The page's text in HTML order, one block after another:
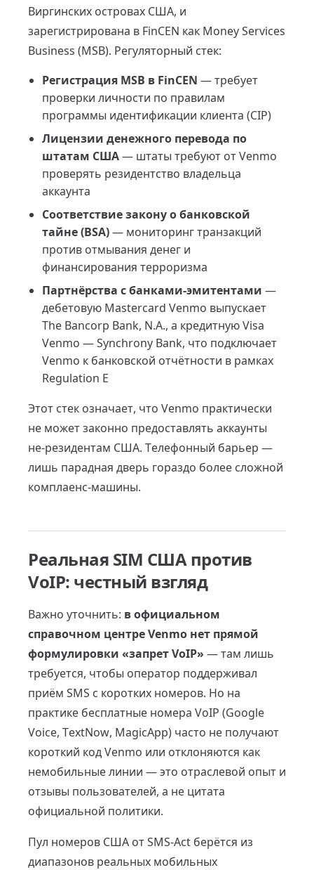
Виргинских островах США, и
зарегистрирована в FinCEN как Money Services
Business (MSB). Регуляторный стек:
Регистрация MSB в FinCEN — требует
проверки личности по правилам
программы идентификации клиента (CIP)
Лицензии денежного перевода по
штатам США— штаты требуют от Venmo
проверять резидентство владельца
аккаунта
Соответствие закону о банковской
тайне (BSA)— мониторинг транзакций
против отмывания денег и
финансирования терроризма
Партнёрства с банками-эмитентами —
дебетовую Mastercard Venmo выпускает
The Bancorp Bank, N.A., а кредитную Visa
Venmo — Synchrony Bank, что подключает
Venmo к банковской отчётности в рамках
Regulation E
Этот стек означает, что Venmo практически
не может законно предоставлять аккаунты
не-резидентам США. Телефонный барьер —
лишь парадная дверь гораздо более сложной
комплаенс-машины.
Реальная SIM США против
VoIP: честный взгляд
Важно уточнить: в официальном
справочном центре Venmo нет прямой
формулировки «запрет VoIP» — там лишь
требуется, чтобы оператор поддерживал
приём SMS с коротких номеров. Но на
практике бесплатные номера VoIP (Google
Voice, TextNow, MagicApp) часто не получают
короткий код Venmo или отклоняются как
немобильные линии — это отраслевой опыт и
отзывы пользователей, а не цитата
официальной политики.
Пул номеров США от SMS-Act берётся из
диапазонов реальных мобильных